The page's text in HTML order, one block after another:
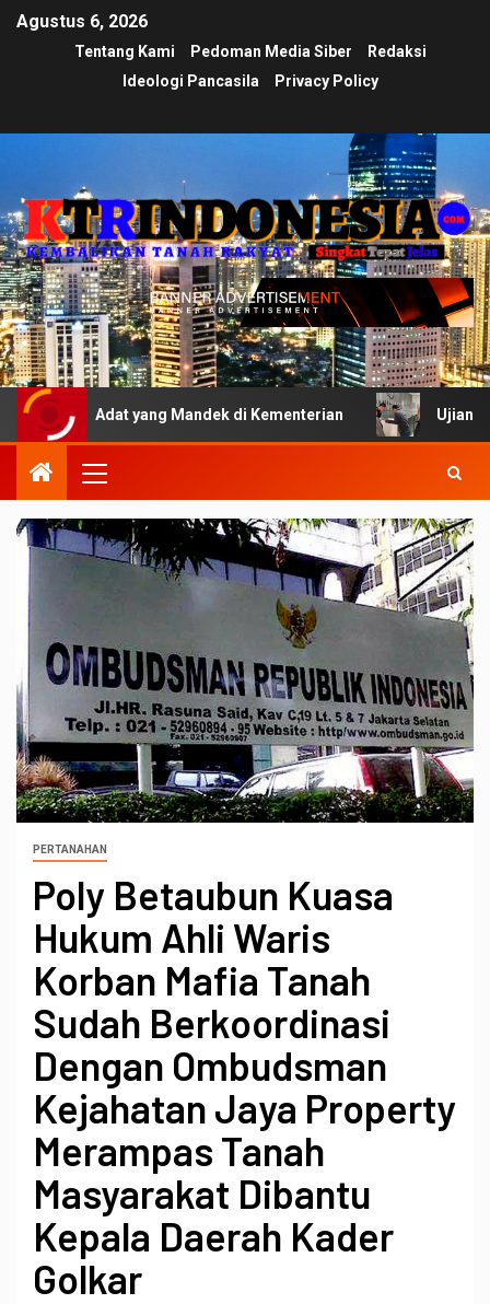
Agustus 6, 2026
Tentang Kami Pedoman Media Siber
Redaksi
Ideologi Pancasila
Privacy Policy
yang Mandek di Kementerian Ujian Transparansi
PERTANAHAN
Poly Betaubun Kuasa
Hukum Ahli Waris
Korban Mafia Tanah
Sudah Berkoordinasi
Dengan Ombudsman
Kejahatan Jaya Property
Merampas Tanah
Masyarakat Dibantu
Kepala Daerah Kader
Golkar